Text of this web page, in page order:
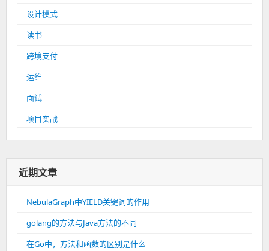
设计模式
读书
跨境支付
运维
面试
项目实战
近期文章
NebulaGraph中YIELD关键词的作用
golang的方法与Java方法的不同
在Go中，方法和函数的区别是什么